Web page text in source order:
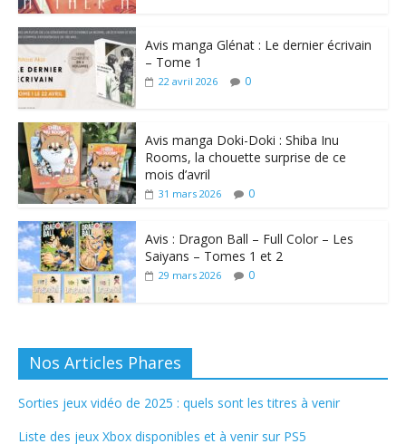
Avis manga Glénat : Le dernier écrivain
– Tome 1
22 avril 2026 0
Avis manga Doki-Doki : Shiba Inu
Rooms, la chouette surprise de ce
mois d’avril
31 mars 2026 0
Avis : Dragon Ball – Full Color – Les
Saiyans – Tomes 1 et 2
29 mars 2026 0
Nos Articles Phares
Sorties jeux vidéo de 2025 : quels sont les titres à venir
Liste des jeux Xbox disponibles et à venir sur PS5